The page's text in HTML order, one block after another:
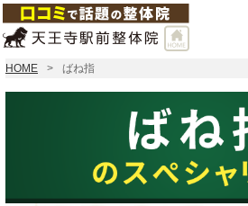
HOME ばね指